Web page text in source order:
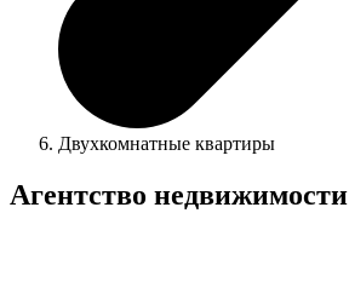
Двухкомнатные квартиры
Агентство недвижимости